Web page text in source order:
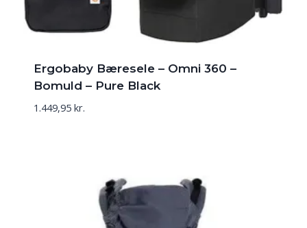
Ergobaby Bæresele – Omni 360 –
Bomuld – Pure Black
1.449,95 kr.